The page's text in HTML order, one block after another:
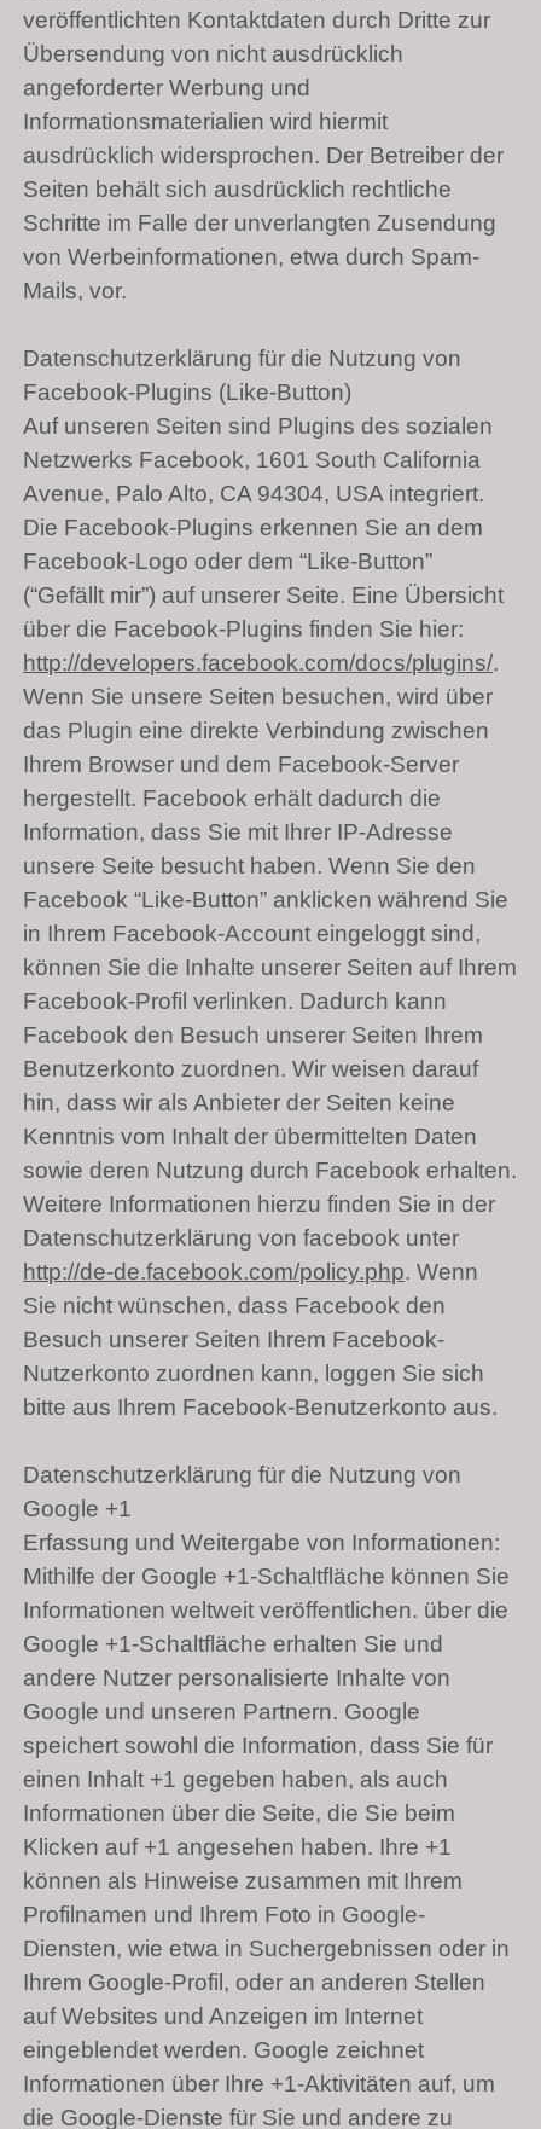
veröffentlichten Kontaktdaten durch Dritte zur
Übersendung von nicht ausdrücklich
angeforderter Werbung und
Informationsmaterialien wird hiermit
ausdrücklich widersprochen. Der Betreiber der
Seiten behält sich ausdrücklich rechtliche
Schritte im Falle der unverlangten Zusendung
von Werbeinformationen, etwa durch Spam-
Mails, vor.
Datenschutzerklärung für die Nutzung von
Facebook-Plugins (Like-Button)
Auf unseren Seiten sind Plugins des sozialen
Netzwerks Facebook, 1601 South California
Avenue, Palo Alto, CA 94304, USA integriert.
Die Facebook-Plugins erkennen Sie an dem
Facebook-Logo oder dem “Like-Button”
(“Gefällt mir”) auf unserer Seite. Eine Übersicht
über die Facebook-Plugins finden Sie hier:
http://developers.facebook.com/docs/plugins/.
Wenn Sie unsere Seiten besuchen, wird über
das Plugin eine direkte Verbindung zwischen
Ihrem Browser und dem Facebook-Server
hergestellt. Facebook erhält dadurch die
Information, dass Sie mit Ihrer IP-Adresse
unsere Seite besucht haben. Wenn Sie den
Facebook “Like-Button” anklicken während Sie
in Ihrem Facebook-Account eingeloggt sind,
können Sie die Inhalte unserer Seiten auf Ihrem
Facebook-Profil verlinken. Dadurch kann
Facebook den Besuch unserer Seiten Ihrem
Benutzerkonto zuordnen. Wir weisen darauf
hin, dass wir als Anbieter der Seiten keine
Kenntnis vom Inhalt der übermittelten Daten
sowie deren Nutzung durch Facebook erhalten.
Weitere Informationen hierzu finden Sie in der
Datenschutzerklärung von facebook unter
http://de-de.facebook.com/policy.php. Wenn
Sie nicht wünschen, dass Facebook den
Besuch unserer Seiten Ihrem Facebook-
Nutzerkonto zuordnen kann, loggen Sie sich
bitte aus Ihrem Facebook-Benutzerkonto aus.
Datenschutzerklärung für die Nutzung von
Google +1
Erfassung und Weitergabe von Informationen:
Mithilfe der Google +1-Schaltfläche können Sie
Informationen weltweit veröffentlichen. über die
Google +1-Schaltfläche erhalten Sie und
andere Nutzer personalisierte Inhalte von
Google und unseren Partnern. Google
speichert sowohl die Information, dass Sie für
einen Inhalt +1 gegeben haben, als auch
Informationen über die Seite, die Sie beim
Klicken auf +1 angesehen haben. Ihre +1
können als Hinweise zusammen mit Ihrem
Profilnamen und Ihrem Foto in Google-
Diensten, wie etwa in Suchergebnissen oder in
Ihrem Google-Profil, oder an anderen Stellen
auf Websites und Anzeigen im Internet
eingeblendet werden. Google zeichnet
Informationen über Ihre +1-Aktivitäten auf, um
die Google-Dienste für Sie und andere zu